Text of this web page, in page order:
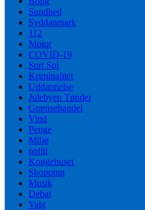
Sundhed
Syddanmark
112
Motor
COVID-19
Sort Sol
Kriminalitet
Uddannelse
Julebyen Tønder
Grænsehandel
Vind
Penge
Miljø
politi
Kongehuset
Shopping
Musik
Debat
Valg